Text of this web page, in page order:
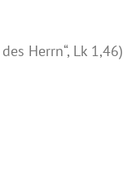
Herrn“, Lk 1,46)